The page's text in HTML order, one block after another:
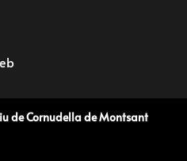
de Cornudella de Montsant